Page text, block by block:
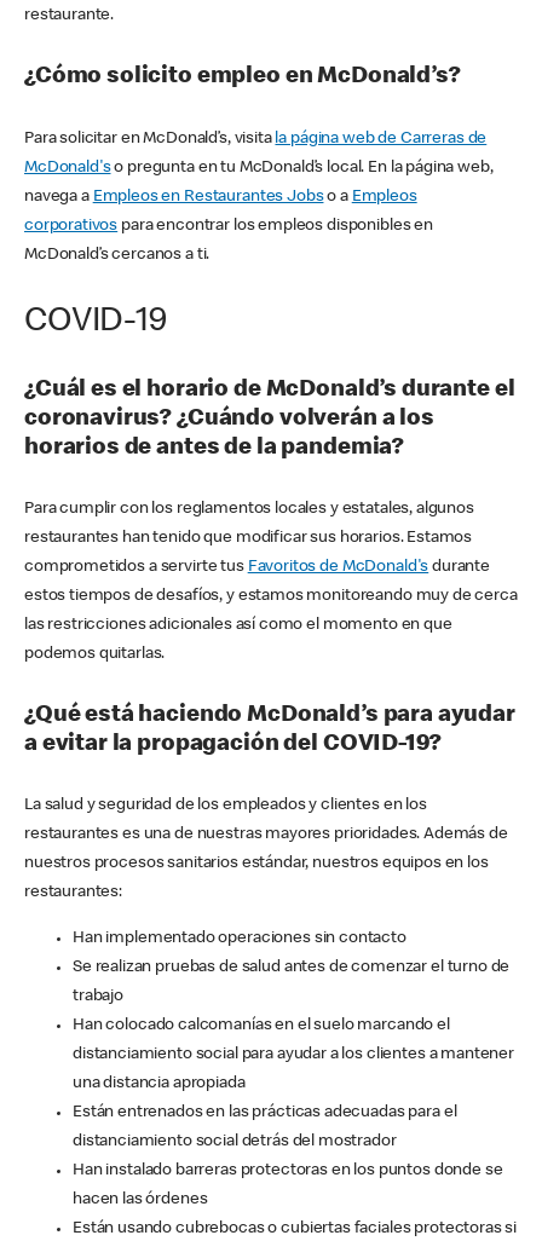
restaurante.
¿Cómo solicito empleo en McDonald’s?
Para solicitar en McDonald’s, visita la página web de Carreras de
McDonald'so pregunta en tu McDonald’s local. En la página web,
navega a Empleos en Restaurantes Jobso a Empleos
corporativos para encontrar los empleos disponibles en
McDonald’s cercanos a ti.
COVID-19
¿Cuál es el horario de McDonald’s durante el
coronavirus? ¿Cuándo volverán a los
horarios de antes de la pandemia?
Para cumplir con los reglamentos locales y estatales, algunos
restaurantes han tenido que modificar sus horarios. Estamos
comprometidos a servirte tus Favoritos de McDonald's durante
estos tiempos de desafíos, y estamos monitoreando muy de cerca
las restricciones adicionales así como el momento en que
podemos quitarlas.
¿Qué está haciendo McDonald’s para ayudar
a evitar la propagación del COVID-19?
La salud y seguridad de los empleados y clientes en los
restaurantes es una de nuestras mayores prioridades. Además de
nuestros procesos sanitarios estándar, nuestros equipos en los
restaurantes:
Han implementado operaciones sin contacto
Se realizan pruebas de salud antes de comenzar el turno de
trabajo
Han colocado calcomanías en el suelo marcando el
distanciamiento social para ayudar a los clientes a mantener
una distancia apropiada
Están entrenados en las prácticas adecuadas para el
distanciamiento social detrás del mostrador
Han instalado barreras protectoras en los puntos donde se
hacen las órdenes
Están usando cubrebocas o cubiertas faciales protectoras si